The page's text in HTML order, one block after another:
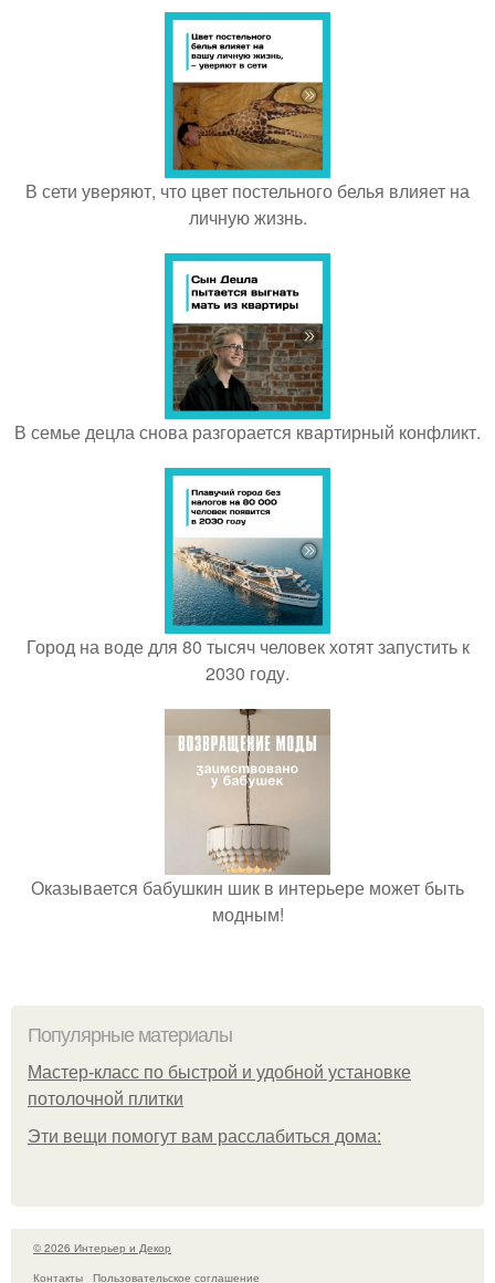
В сети уверяют, что цвет постельного белья влияет на
личную жизнь.
В семье децла снова разгорается квартирный конфликт.
Город на воде для 80 тысяч человек хотят запустить к
2030 году.
Оказывается бабушкин шик в интерьере может быть
модным!
Популярные материалы
Мастер-класс по быстрой и удобной установке
потолочной плитки
Эти вещи помогут вам расслабиться дома:
© 2026 Интерьер и Декор
Контакты
Пользовательское соглашение